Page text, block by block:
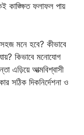
কাঙ্ক্ষিত ফলাফল পায়
মনে হবে? কীভাবে
কিভাবে মনোযোগ
এড়িয়ে আত্মবিশ্বাসী
সঠিক দিকনির্দেশনা ও